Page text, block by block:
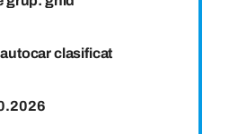
clasificat